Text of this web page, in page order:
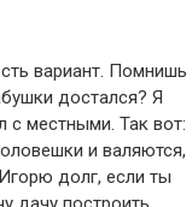
вариант. Помнишь
достался? Я
с местными. Так вот:
и валяются,
долг, если ты